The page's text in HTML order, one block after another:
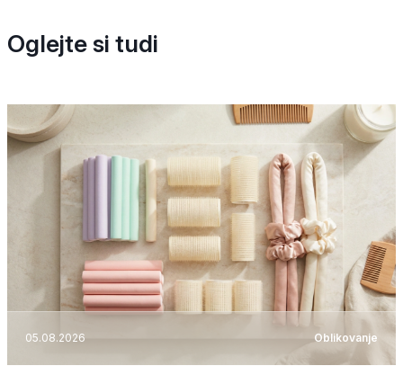
Oglejte si tudi
05.08.2026 Oblikovanje